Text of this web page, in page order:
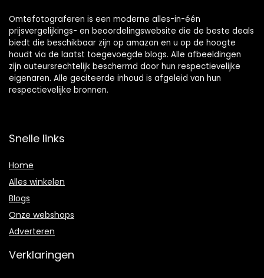
Omtefotograferen is een moderne alles-in-één
prijsvergelijkings- en beoordelingswebsite die de beste deals
biedt die beschikbaar zijn op amazon en u op de hoogte
houdt via de laatst toegevoegde blogs. Alle afbeeldingen
zijn auteursrechtelijk beschermd door hun respectievelijke
eigenaren. Alle geciteerde inhoud is afgeleid van hun
respectievelijke bronnen.
Snelle links
Home
Alles winkelen
Blogs
Onze webshops
Adverteren
Verklaringen